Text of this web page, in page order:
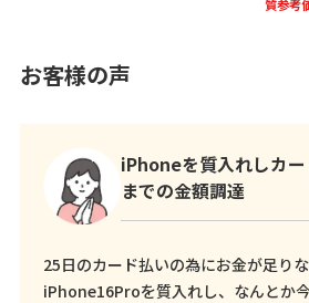
質参考
お客様の声
iPhoneを質入れしカ
までの金額調達
25日のカード払いの為にお金が足り
iPhone16Proを質入れし、なんとか